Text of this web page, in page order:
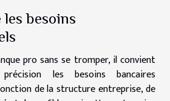
besoins
pro sans se tromper, il convient
les besoins bancaires
de la structure entreprise, de